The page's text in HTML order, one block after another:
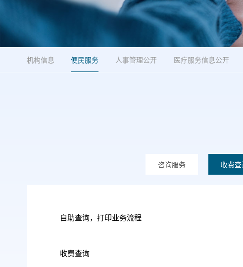
机构信息 便民服务 人事管理公开 医疗服务信息公开
咨询服务 收费
自助查询，打印业务流程
收费查询